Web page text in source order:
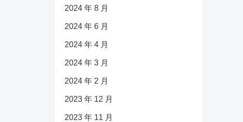
2024 年 8 月
2024 年 6 月
2024 年 4 月
2024 年 3 月
2024 年 2 月
2023 年 12 月
2023 年 11 月